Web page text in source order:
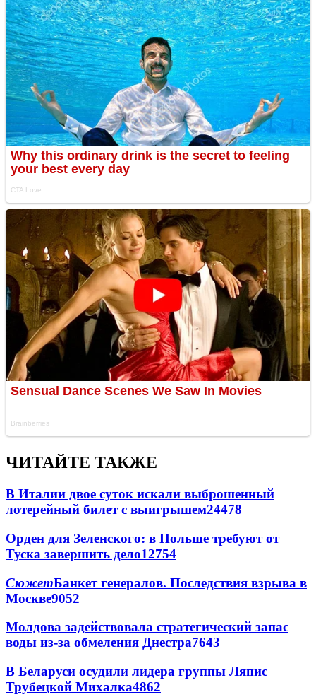
ЧИТАЙТЕ ТАКЖЕ
В Италии двое суток искали выброшенный
лотерейный билет с выигрышем24478
Орден для Зеленского: в Польше требуют от
Туска завершить дело12754
СюжетБанкет генералов. Последствия взрыва в
Москве9052
Молдова задействовала стратегический запас
воды из-за обмеления Днестра7643
В Беларуси осудили лидера группы Ляпис
Трубецкой Михалка4862